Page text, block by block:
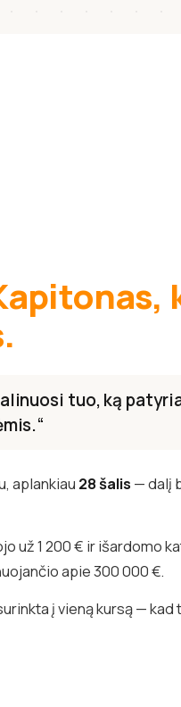
tuo, ką
aplankiau 28 šalis — dalį
už 1 200 € ir išardomo
apie 300 000 €.
į vieną kursą — kad